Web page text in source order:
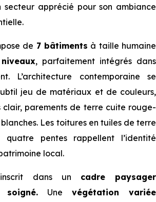
secteur apprécié pour son ambiance
de 7 bâtiments à taille humaine
, parfaitement intégrés dans
L’architecture contemporaine se
jeu de matériaux et de couleurs,
clair, parements de terre cuite rouge-
Les toitures en tuiles de terre
pentes rappellent l’identité
local.
dans un cadre paysager
soigné. Une végétation variée